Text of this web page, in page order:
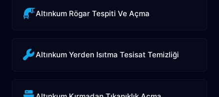
Altınkum Rögar Tespiti Ve Açma
Altınkum Yerden Isıtma Tesisat Temizliği